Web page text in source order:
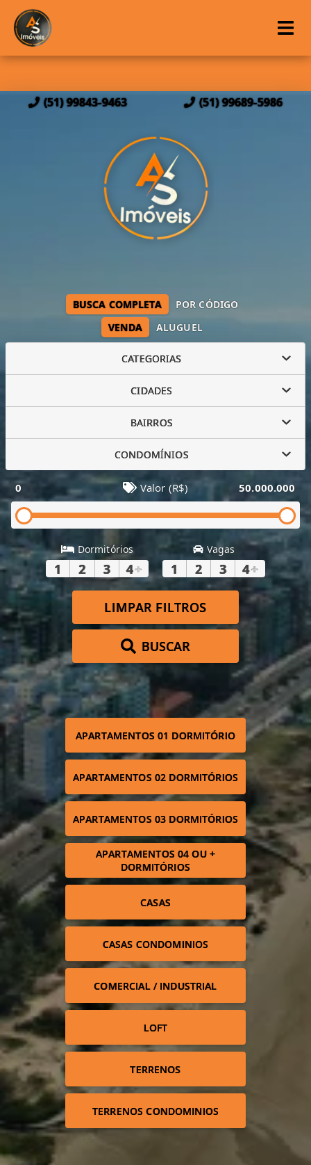
(51) 99843-9463 (51) 99689-5986
VENDA ALUGUEL
BUSCA COMPLETA POR CÓDIGO
CATEGORIAS
CIDADES
BAIRROS
CONDOMÍNIOS
0 Valor (R$) 50.000.000
Dormitórios
1 2 3 4+
Vagas
1 2 3 4+
LIMPAR FILTROS
BUSCAR
APARTAMENTOS 01 DORMITÓRIO
APARTAMENTOS 02 DORMITÓRIOS
APARTAMENTOS 03 DORMITÓRIOS
APARTAMENTOS 04 OU +
DORMITÓRIOS
CASAS
CASAS CONDOMINIOS
COMERCIAL / INDUSTRIAL
LOFT
TERRENOS
TERRENOS CONDOMINIOS